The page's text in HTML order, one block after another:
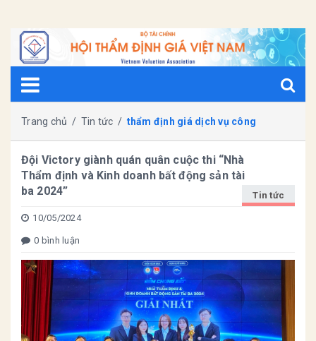
Trang chủ / Tin tức / thẩm định giá dịch vụ công
Đội Victory giành quán quân cuộc thi “Nhà
Thẩm định và Kinh doanh bất động sản tài
ba 2024”
Tin tức
10/05/2024
0 bình luận